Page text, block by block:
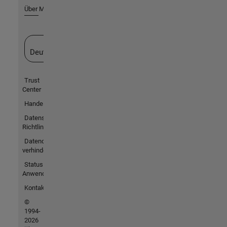
Über MathWorks
Deutschland
Trust
Center
Handelsmarken
Datenschutz-
Richtlinien
Datendiebstahl
verhindern
Status von
Anwendungen
Kontakt
©
1994-
2026